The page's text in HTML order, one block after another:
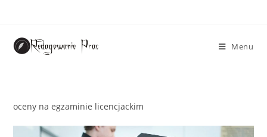
Menu
oceny na egzaminie licencjackim